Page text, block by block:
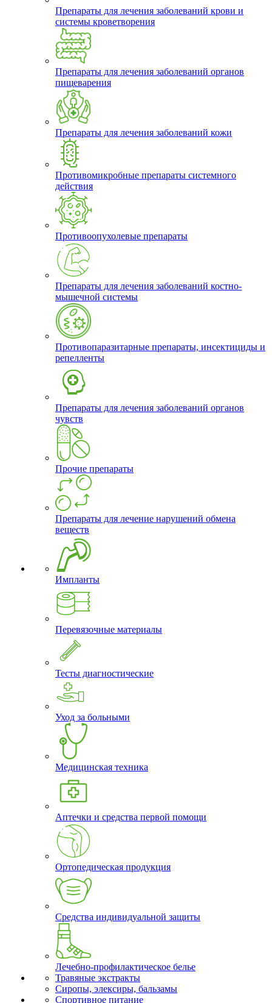
Препараты для лечения заболеваний крови и
системы кроветворения
Препараты для лечения заболеваний органов
пищеварения
Препараты для лечения заболеваний кожи
Противомикробные препараты системного
действия
Противоопухолевые препараты
Препараты для лечения заболеваний костно-
мышечной системы
Противопаразитарные препараты, инсектициды и
репелленты
Препараты для лечения заболеваний органов
чувств
Прочие препараты
Препараты для лечение нарушений обмена
веществ
Импланты
Перевязочные материалы
Тесты диагностические
Уход за больными
Медицинская техника
Аптечки и средства первой помощи
Ортопедическая продукция
Средства индивидуальной защиты
Лечебно-профилактическое белье
Травяные экстракты
Сиропы, элексиры, бальзамы
Спортивное питание